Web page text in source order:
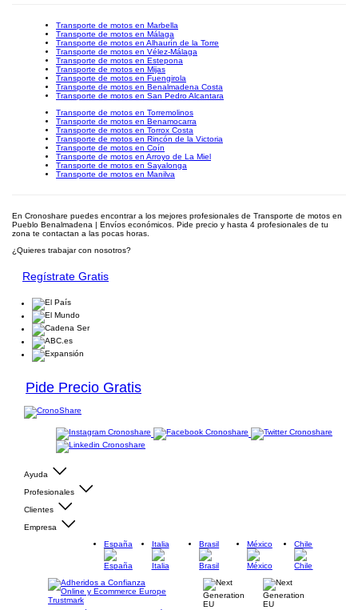
Transporte de motos en Marbella
Transporte de motos en Málaga
Transporte de motos en Alhaurín de la Torre
Transporte de motos en Vélez-Málaga
Transporte de motos en Estepona
Transporte de motos en Mijas
Transporte de motos en Fuengirola
Transporte de motos en Benalmadena Costa
Transporte de motos en San Pedro Alcantara
Transporte de motos en Torremolinos
Transporte de motos en Benamocarra
Transporte de motos en Torrox Costa
Transporte de motos en Rincón de la Victoria
Transporte de motos en Coín
Transporte de motos en Arroyo de La Miel
Transporte de motos en Sayalonga
Transporte de motos en Manilva
En Cronoshare puedes encontrar a los mejores profesionales de Transporte de motos en
Pueblo Benalmadena | Envíos económicos. Pide precio y hasta 4 profesionales de tu
zona te contactan a las pocas horas.
¿Quieres trabajar con nosotros?
Regístrate Gratis
Pide Precio Gratis
Ayuda
Profesionales
Clientes
Empresa
España
Italia Brasil México Chile